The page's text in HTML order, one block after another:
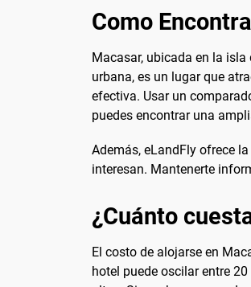
Como
Macasar, ubicada en la
urbana, es un lugar que
efectiva. Usar un
puedes encontrar una
Además, eLandFly ofrece
interesan. Mantenerte
¿Cuánto
El costo de alojarse en
hotel puede oscilar entre